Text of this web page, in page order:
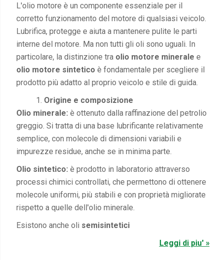
L'olio motore è un componente essenziale per il
corretto funzionamento del motore di qualsiasi veicolo.
Lubrifica, protegge e aiuta a mantenere pulite le parti
interne del motore. Ma non tutti gli oli sono uguali. In
particolare, la distinzione tra olio motore minerale e
olio motore sintetico è fondamentale per scegliere il
prodotto più adatto al proprio veicolo e stile di guida.
Origine e composizione
Olio minerale:è ottenuto dalla raffinazione del petrolio
greggio. Si tratta di una base lubrificante relativamente
semplice, con molecole di dimensioni variabili e
impurezze residue, anche se in minima parte.
Olio sintetico:è prodotto in laboratorio attraverso
processi chimici controllati, che permettono di ottenere
molecole uniformi, più stabili e con proprietà migliorate
rispetto a quelle dell'olio minerale.
Esistono anche oli semisintetici
Leggi di piu' »